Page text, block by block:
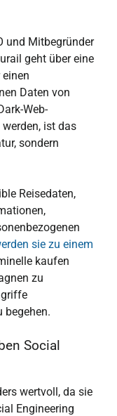
und Mitbegründer
geht über eine
Daten von
Web-
ist das
sondern
Reisedaten,
sie zu einem
kaufen
zu
begehen.
Social
wertvoll, da sie
Engineering